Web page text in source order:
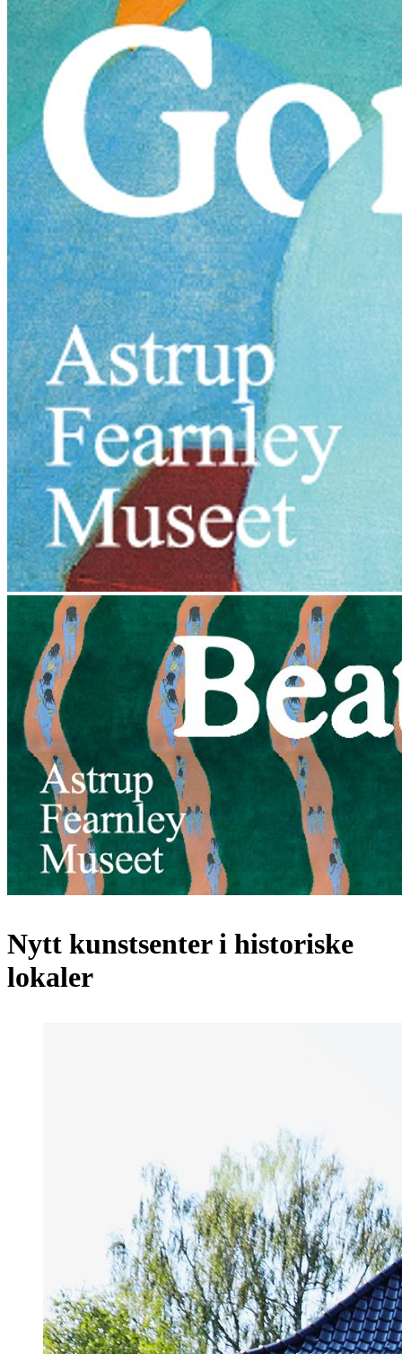
Nytt kunstsenter i historiske
lokaler